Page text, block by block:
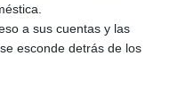
a sus cuentas y las
esconde detrás de los